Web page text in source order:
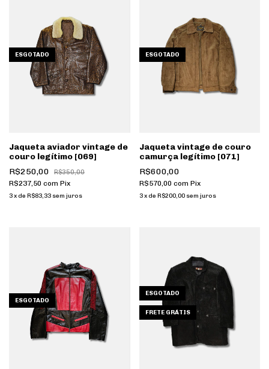
ESGOTADO
Jaqueta aviador vintage de
couro legítimo [069]
R$250,00
R$350,00
R$237,50 com Pix
3x de R$83,33 sem juros
ESGOTADO
Jaqueta vintage de couro
camurça legítimo [071]
R$600,00
R$570,00 com Pix
3 x de R$200,00 sem juros
ESGOTADO
ESGOTADO
FRETE GRÁTIS